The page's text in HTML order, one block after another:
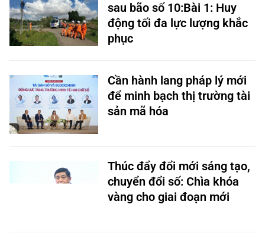
sau bão số 10:Bài 1: Huy
động tối đa lực lượng khắc
phục
Cần hành lang pháp lý mới
để minh bạch thị trường tài
sản mã hóa
Thúc đẩy đổi mới sáng tạo,
chuyển đổi số: Chìa khóa
vàng cho giai đoạn mới